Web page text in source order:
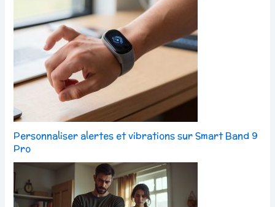
Personnaliser alertes et vibrations sur Smart Band 9
Pro